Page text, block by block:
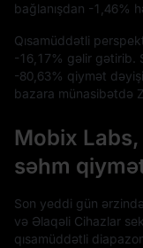
bağlanışdan -1,46%
Qısamüddətli
-16,17% gəlir gətirib.
-80,63% qiymət
bazara münasibətdə
Mobix
səhm
Son yeddi gün
və Əlaqəli Cihazlar
qısamüddətli